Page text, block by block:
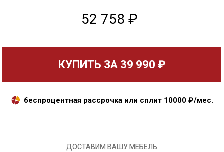
52 758 ₽
КУПИТЬ ЗА 39 990 ₽
беспроцентная рассрочка или сплит 10000₽/мес.
ДОСТАВИМ ВАШУ МЕБЕЛЬ